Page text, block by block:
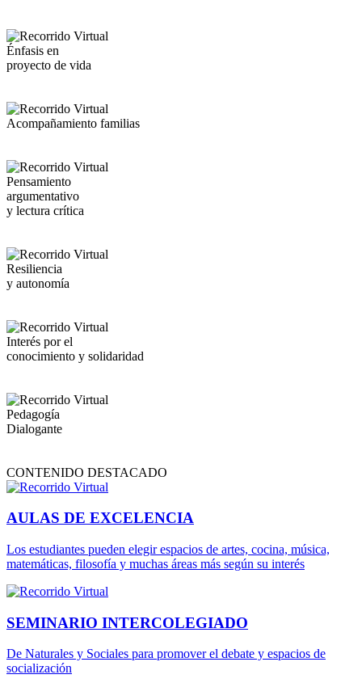
Énfasis en
proyecto de vida
Acompañamiento familias
Pensamiento
argumentativo
y lectura crítica
Resiliencia
y autonomía
Interés por el
conocimiento y solidaridad
Pedagogía
Dialogante
CONTENIDO DESTACADO
AULAS DE EXCELENCIA
Los estudiantes pueden elegir espacios de artes, cocina, música,
matemáticas, filosofía y muchas áreas más según su interés
SEMINARIO INTERCOLEGIADO
De Naturales y Sociales para promover el debate y espacios de
socialización